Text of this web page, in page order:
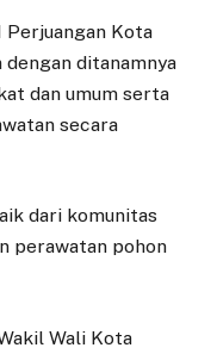
Perjuangan Kota
ditanamnya
dan umum serta
secara
dari komunitas
perawatan pohon
Wali Kota